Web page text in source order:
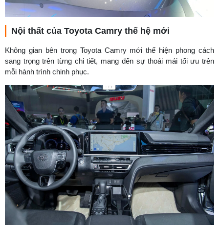
Nội thất của Toyota Camry thế hệ mới
Không gian bên trong Toyota Camry mới thể hiện phong cách
sang trọng trên từng chi tiết, mang đến sự thoải mái tối ưu trên
mỗi hành trình chinh phục.